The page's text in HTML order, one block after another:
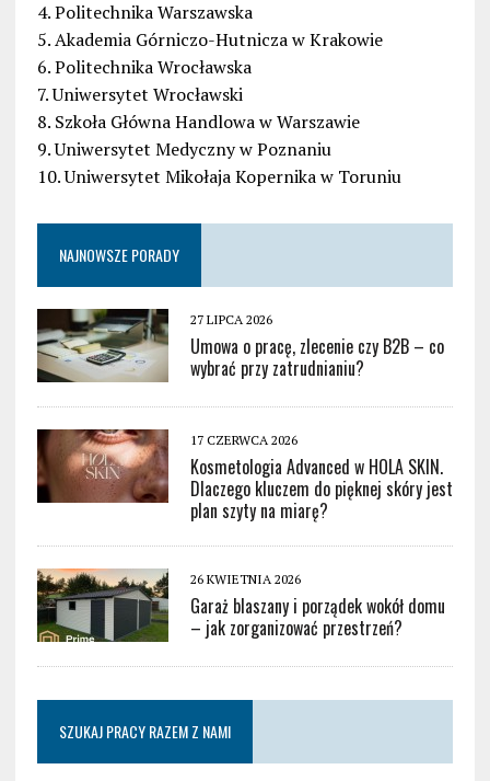
4. Politechnika Warszawska
5. Akademia Górniczo-Hutnicza w Krakowie
6. Politechnika Wrocławska
7. Uniwersytet Wrocławski
8. Szkoła Główna Handlowa w Warszawie
9. Uniwersytet Medyczny w Poznaniu
10. Uniwersytet Mikołaja Kopernika w Toruniu
NAJNOWSZE PORADY
27 LIPCA 2026
Umowa o pracę, zlecenie czy B2B – co
wybrać przy zatrudnianiu?
17 CZERWCA 2026
Kosmetologia Advanced w HOLA SKIN.
Dlaczego kluczem do pięknej skóry jest
plan szyty na miarę?
26 KWIETNIA 2026
Garaż blaszany i porządek wokół domu
– jak zorganizować przestrzeń?
SZUKAJ PRACY RAZEM Z NAMI